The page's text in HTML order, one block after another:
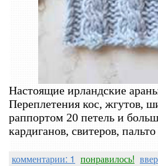
Настоящие ирландские
Переплетения кос, жгутов,
раппортом 20 петель и
кардиганов, свитеров,
комментарии: 1 понравилось!